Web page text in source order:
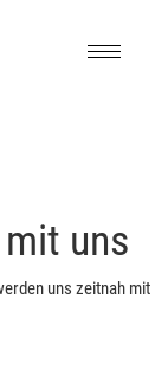
uns
uns zeitnah mit